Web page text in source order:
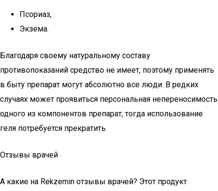
Псориаз,
Экзема.
Благодаря своему натуральному составу
противопоказаний средство не имеет, поэтому применять
в быту препарат могут абсолютно все люди. В редких
случаях может проявиться персональная непереносимость
одного из компонентов препарат, тогда использование
геля потребуется прекратить.
Отзывы врачей
А какие на Rekzemin отзывы врачей? Этот продукт